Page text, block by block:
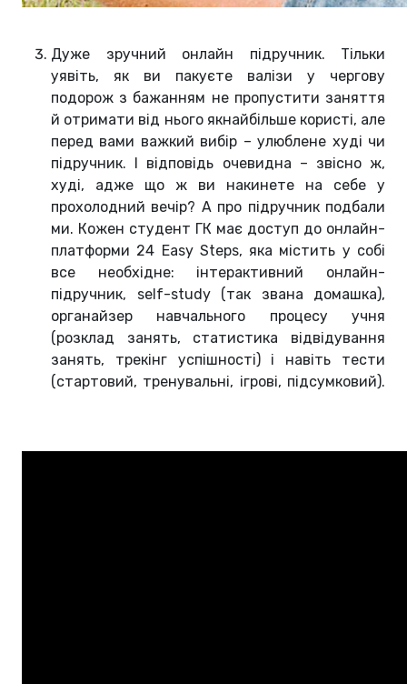
Дуже зручний онлайн підручник. Тільки
уявіть, як ви пакуєте валізи у чергову
подорож з бажанням не пропустити заняття
й отримати від нього якнайбільше користі, але
перед вами важкий вибір – улюблене худі чи
підручник. І відповідь очевидна – звісно ж,
худі, адже що ж ви накинете на себе у
прохолодний вечір? А про підручник подбали
ми. Кожен студент ГК має доступ до онлайн-
платформи 24 Easy Steps, яка містить у собі
все необхідне: інтерактивний онлайн-
підручник, self-study (так звана домашка),
органайзер навчального процесу учня
(розклад занять, статистика відвідування
занять, трекінг успішності) і навіть тести
(стартовий, тренувальні, ігрові, підсумковий).